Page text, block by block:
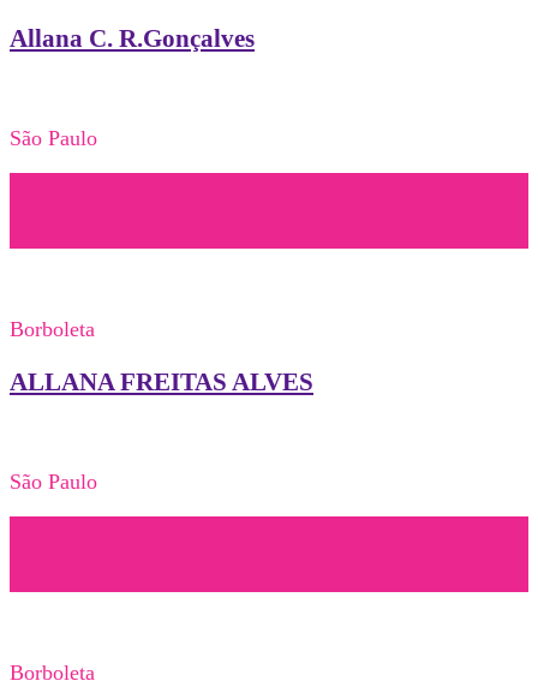
Allana C. R.Gonçalves
São Paulo
Borboleta
ALLANA FREITAS ALVES
São Paulo
Borboleta